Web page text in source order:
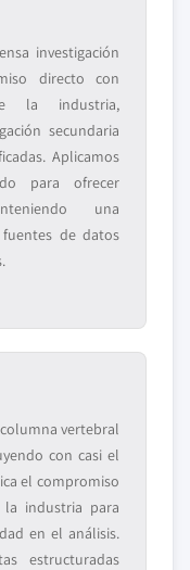
investigación
directo con
la industria,
secundaria
Aplicamos
para ofrecer
una
de datos
vertebral
con casi el
el compromiso
industria para
en el análisis.
estructuradas